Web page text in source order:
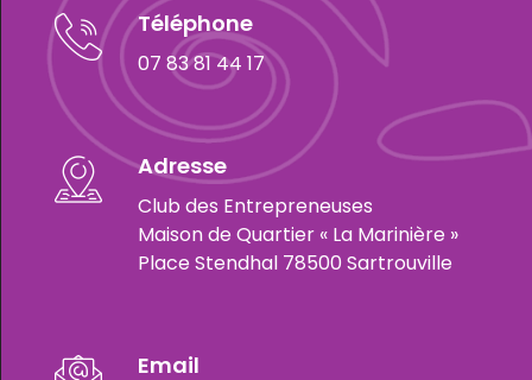
Téléphone
07 83 81 44 17
Adresse
Club des Entrepreneuses
Maison de Quartier « La Marinière »
Place Stendhal 78500 Sartrouville
Email